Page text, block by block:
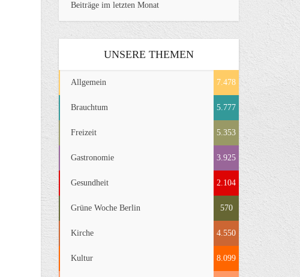
Beiträge im letzten Monat
UNSERE THEMEN
Allgemein 7.478
Brauchtum 5.777
Freizeit 5.353
Gastronomie 3.925
Gesundheit 2.104
Grüne Woche Berlin 570
Kirche 4.550
Kultur 8.099